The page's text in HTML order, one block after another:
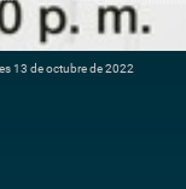
13 de octubre de 2022